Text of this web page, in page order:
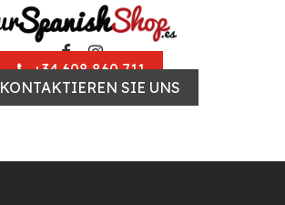
+34 608 860 711
KONTAKTIEREN SIE UNS